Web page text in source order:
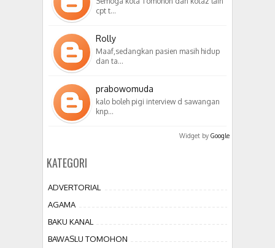
cpt t…
Rolly
Maaf,sedangkan pasien masih hidup
dan ta…
prabowomuda
kalo boleh pigi interview d sawangan
knp…
Widget by Google
KATEGORI
ADVERTORIAL
AGAMA
BAKU KANAL
BAWASLU TOMOHON